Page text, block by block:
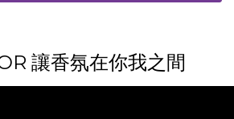
讓香氛在你我之間